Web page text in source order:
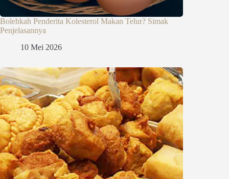
Bolehkah Penderita Kolesterol Makan Telur? Simak
Penjelasannya
10 Mei 2026